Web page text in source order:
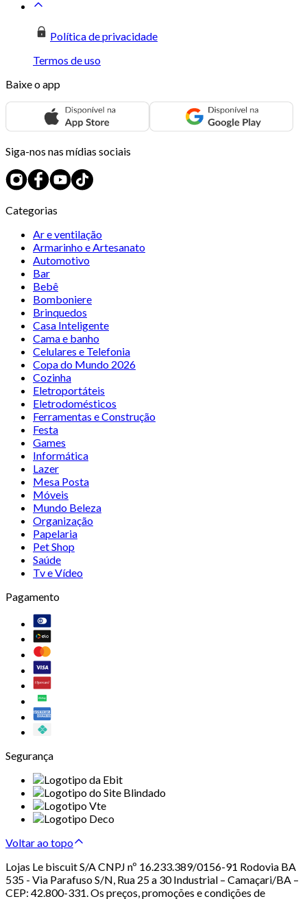
Política de privacidade
Termos de uso
Baixe o app
Siga-nos nas mídias sociais
Categorias
Ar e ventilação
Armarinho e Artesanato
Automotivo
Bar
Bebê
Bomboniere
Brinquedos
Casa Inteligente
Cama e banho
Celulares e Telefonia
Copa do Mundo 2026
Cozinha
Eletroportáteis
Eletrodomésticos
Ferramentas e Construção
Festa
Games
Informática
Lazer
Mesa Posta
Móveis
Mundo Beleza
Organização
Papelaria
Pet Shop
Saúde
Tv e Vídeo
Pagamento
Segurança
Voltar ao topo
Lojas Le biscuit S/A CNPJ nº 16.233.389/0156-91 Rodovia BA
535 - Via Parafuso S/N, Rua 25 a 30 Industrial – Camaçari/BA –
CEP: 42.800-331. Os preços, promoções e condições de